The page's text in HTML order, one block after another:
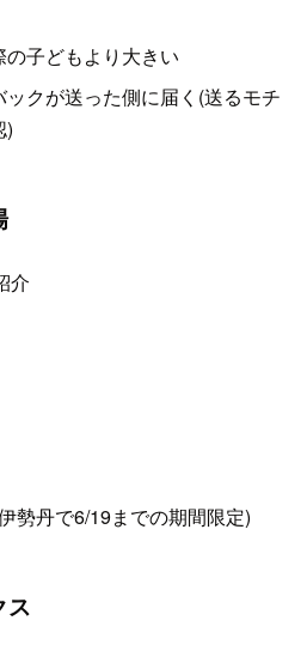
子どもより大きい
クが送った側に届く(送るモチ
)
介
勢丹で6/19までの期間限定)
ス